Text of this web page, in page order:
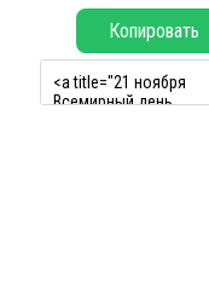
Копировать